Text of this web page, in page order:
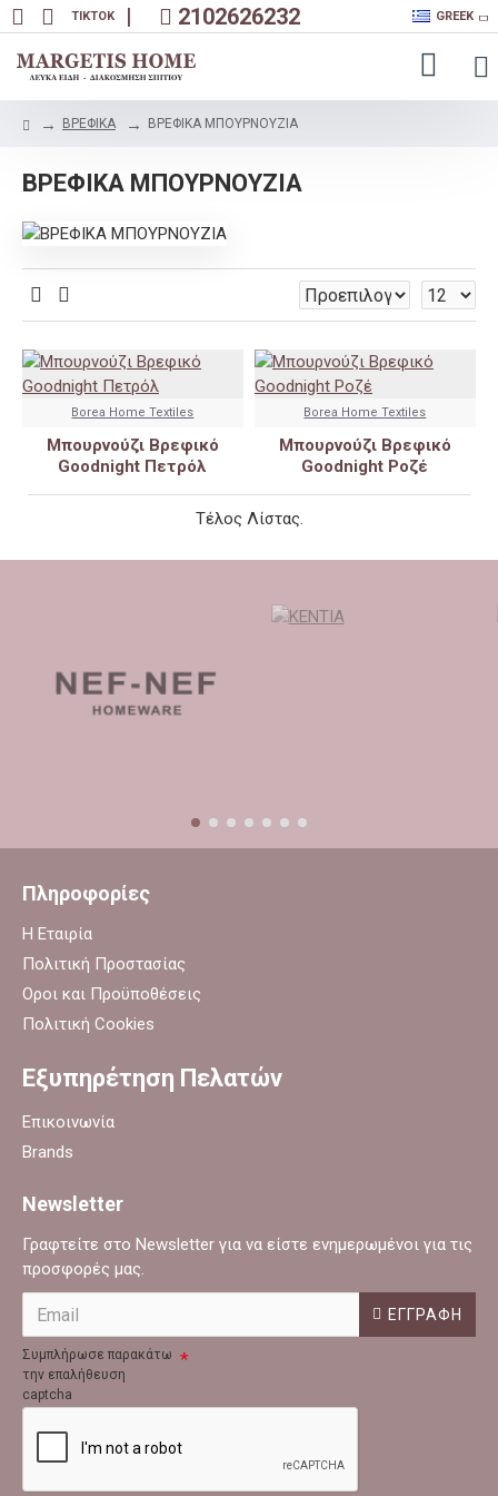
TIKTOK | 2102626232 GREEK
ΒΡΕΦΙΚΑ ΒΡΕΦΙΚΑ ΜΠΟΥΡΝΟΥΖΙΑ
ΒΡΕΦΙΚΑ ΜΠΟΥΡΝΟΥΖΙΑ
Borea Home Textiles
Μπουρνούζι Βρεφικό
Goodnight Πετρόλ
Borea Home Textiles
Μπουρνούζι Βρεφικό
Goodnight Ροζέ
Τέλος Λίστας.
Πληροφορίες
Η Εταιρία
Πολιτική Προστασίας
Οροι και Προϋποθέσεις
Πολιτική Cookies
Εξυπηρέτηση Πελατών
Επικοινωνία
Brands
Newsletter
Γραφτείτε στο Newsletter για να είστε ενημερωμένοι για τις
προσφορές μας.
ΕΓΓΡΑΦΉ
Συμπλήρωσε παρακάτω
την επαλήθευση
captcha